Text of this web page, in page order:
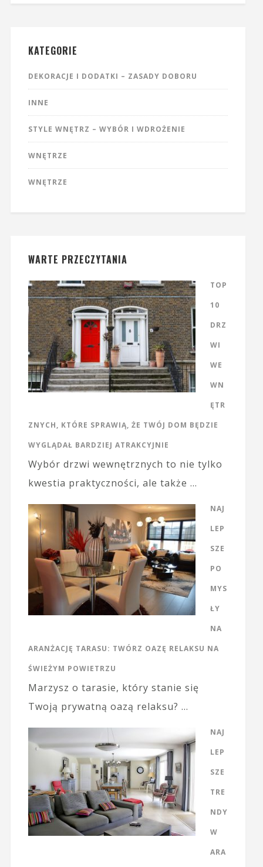
KATEGORIE
DEKORACJE I DODATKI – ZASADY DOBORU
INNE
STYLE WNĘTRZ – WYBÓR I WDROŻENIE
WNĘTRZE
WNĘTRZE
WARTE PRZECZYTANIA
TOP
10
DRZ
WI
WE
WN
ĘTR
ZNYCH, KTÓRE SPRAWIĄ, ŻE TWÓJ DOM BĘDZIE
WYGLĄDAŁ BARDZIEJ ATRAKCYJNIE
Wybór drzwi wewnętrznych to nie tylko
kwestia praktyczności, ale także …
NAJ
LEP
SZE
PO
MYS
ŁY
NA
ARANŻACJĘ TARASU: TWÓRZ OAZĘ RELAKSU NA
ŚWIEŻYM POWIETRZU
Marzysz o tarasie, który stanie się
Twoją prywatną oazą relaksu? …
NAJ
LEP
SZE
TRE
NDY
W
ARA